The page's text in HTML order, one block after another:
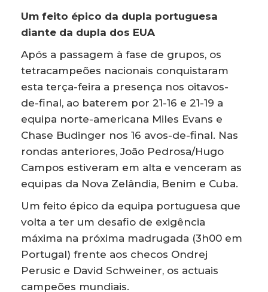
Um feito épico da dupla portuguesa
diante da dupla dos EUA
Após a passagem à fase de grupos, os
tetracampeões nacionais conquistaram
esta terça-feira a presença nos oitavos-
de-final, ao baterem por 21-16 e 21-19 a
equipa norte-americana Miles Evans e
Chase Budinger nos 16 avos-de-final. Nas
rondas anteriores, João Pedrosa/Hugo
Campos estiveram em alta e venceram as
equipas da Nova Zelândia, Benim e Cuba.
Um feito épico da equipa portuguesa que
volta a ter um desafio de exigência
máxima na próxima madrugada (3h00 em
Portugal) frente aos checos Ondrej
Perusic e David Schweiner, os actuais
campeões mundiais.